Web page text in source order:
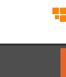
Pasar al